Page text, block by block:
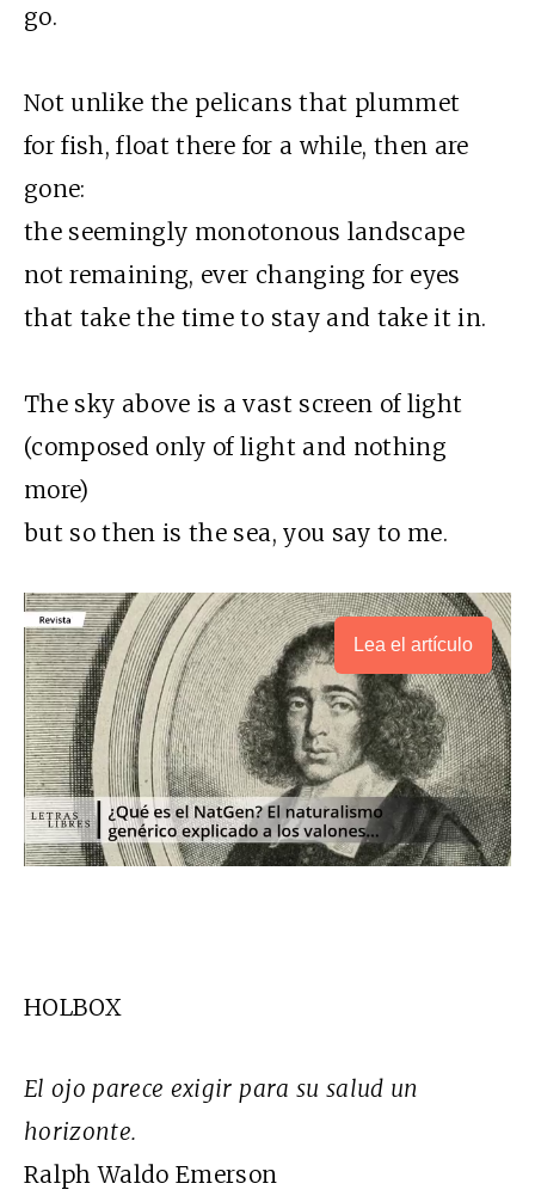
go.
Not unlike the pelicans that plummet
for fish, float there for a while, then are
gone:
the seemingly monotonous landscape
not remaining, ever changing for eyes
that take the time to stay and take it in.
The sky above is a vast screen of light
(composed only of light and nothing
more)
but so then is the sea, you say to me.
Lea el artículo
HOLBOX
El ojo parece exigir para su salud un
horizonte.
Ralph Waldo Emerson